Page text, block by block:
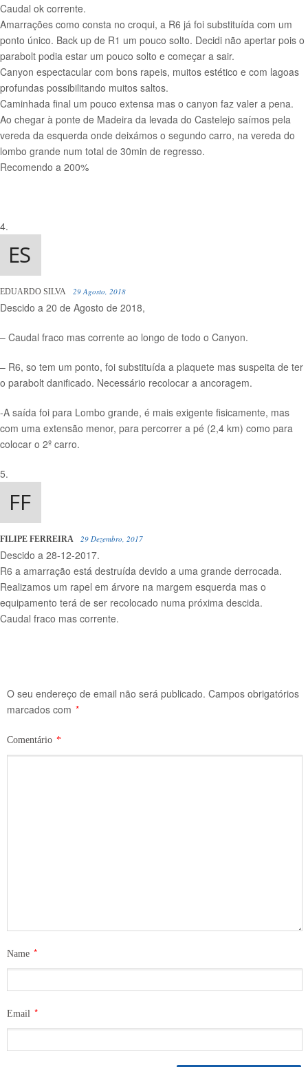
Caudal ok corrente.
Amarrações como consta no croqui, a R6 já foi substituída com um
ponto único. Back up de R1 um pouco solto. Decidi não apertar pois o
parabolt podia estar um pouco solto e começar a sair.
Canyon espectacular com bons rapeis, muitos estético e com lagoas
profundas possibilitando muitos saltos.
Caminhada final um pouco extensa mas o canyon faz valer a pena.
Ao chegar à ponte de Madeira da levada do Castelejo saímos pela
vereda da esquerda onde deixámos o segundo carro, na vereda do
lombo grande num total de 30min de regresso.
Recomendo a 200%
EDUARDO SILVA 29 Agosto, 2018
Descido a 20 de Agosto de 2018,
– Caudal fraco mas corrente ao longo de todo o Canyon.
– R6, so tem um ponto, foi substituída a plaquete mas suspeita de ter
o parabolt danificado. Necessário recolocar a ancoragem.
-A saída foi para Lombo grande, é mais exigente fisicamente, mas
com uma extensão menor, para percorrer a pé (2,4 km) como para
colocar o 2º carro.
FILIPE FERREIRA 29 Dezembro, 2017
Descido a 28-12-2017.
R6 a amarração está destruída devido a uma grande derrocada.
Realizamos um rapel em árvore na margem esquerda mas o
equipamento terá de ser recolocado numa próxima descida.
Caudal fraco mas corrente.
O seu endereço de email não será publicado. Campos obrigatórios
marcados com *
Comentário *
Name *
Email *